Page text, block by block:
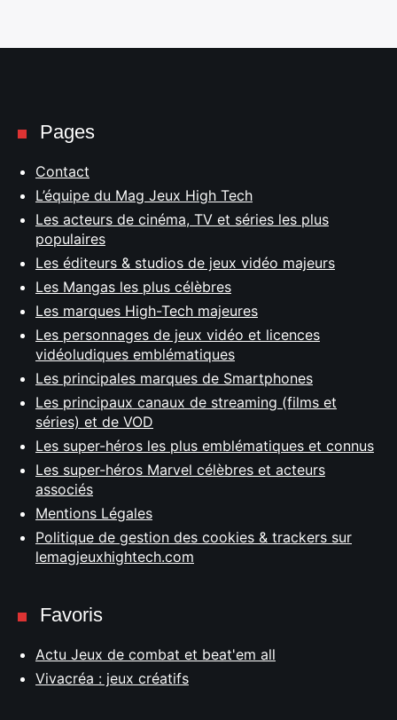
Pages
Contact
L’équipe du Mag Jeux High Tech
Les acteurs de cinéma, TV et séries les plus
populaires
Les éditeurs & studios de jeux vidéo majeurs
Les Mangas les plus célèbres
Les marques High-Tech majeures
Les personnages de jeux vidéo et licences
vidéoludiques emblématiques
Les principales marques de Smartphones
Les principaux canaux de streaming (films et
séries) et de VOD
Les super-héros les plus emblématiques et connus
Les super-héros Marvel célèbres et acteurs
associés
Mentions Légales
Politique de gestion des cookies & trackers sur
lemagjeuxhightech.com
Favoris
Actu Jeux de combat et beat'em all
Vivacréa : jeux créatifs